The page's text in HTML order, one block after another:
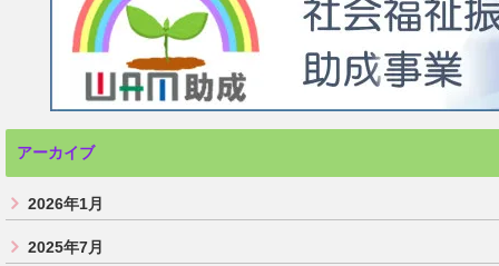
アーカイブ
2026年1月
2025年7月